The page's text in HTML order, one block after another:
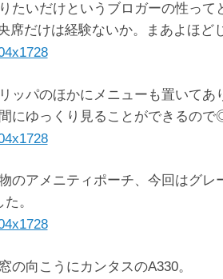
たいだけというブロガーの性っ
席だけは経験ないか。まあよほど
ッパのほかにメニューも置いて
にゆっくり見ることができるので
のアメニティポーチ、今回はグ
。
の向こうにカンタスのA330。